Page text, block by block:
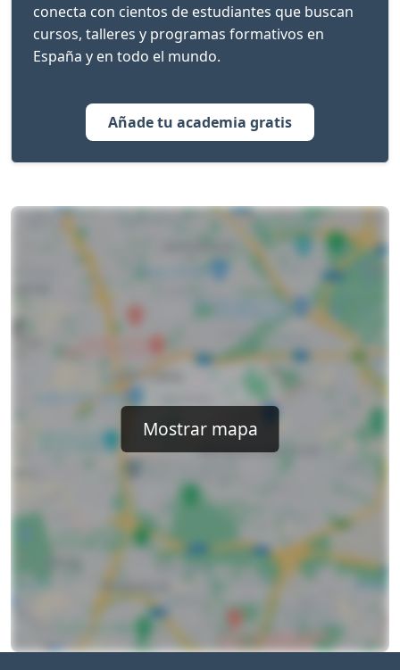
conecta con cientos de estudiantes que buscan
cursos, talleres y programas formativos en
España y en todo el mundo.
Añade tu academia gratis
Mostrar mapa